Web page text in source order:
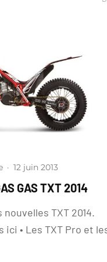
· 12 juin 2013
GAS TXT 2014
TXT 2014.
ici • Les TXT Pro et